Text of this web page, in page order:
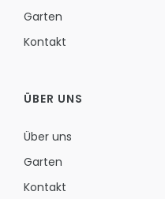
Garten
Kontakt
ÜBER UNS
Über uns
Garten
Kontakt